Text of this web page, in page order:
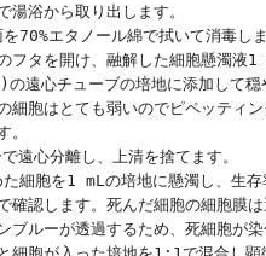
浴から取り出します。
70%エタノール綿で拭いて消毒し
タを開け、融解した細胞懸濁液1
心チューブの培地に添加して穏
胞はとても弱いのでピペッティン
心分離し、上清を捨てます。
細胞を1 mLの培地に懸濁し、生存
認します。死んだ細胞の細胞膜は
ルーが透過するため、死細胞が染